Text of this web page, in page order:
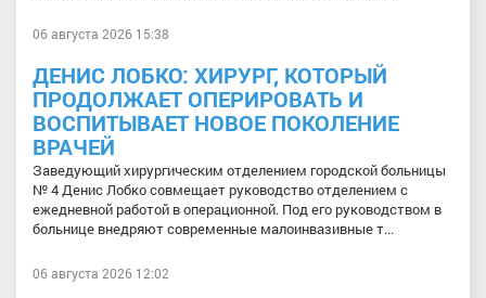
06 августа 2026 15:38
ДЕНИС ЛОБКО: ХИРУРГ, КОТОРЫЙ
ПРОДОЛЖАЕТ ОПЕРИРОВАТЬ И
ВОСПИТЫВАЕТ НОВОЕ ПОКОЛЕНИЕ
ВРАЧЕЙ
Заведующий хирургическим отделением городской больницы
№ 4 Денис Лобко совмещает руководство отделением с
ежедневной работой в операционной. Под его руководством в
больнице внедряют современные малоинвазивные т...
06 августа 2026 12:02